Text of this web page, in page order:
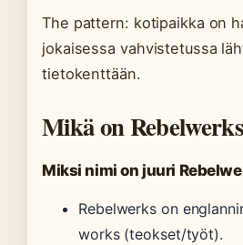
The pattern: kotipaikka on
jokaisessa vahvistetussa
tietokenttään.
Mikä on
Miksi nimi on juuri
Rebelwerks on
works (teokset/työt).